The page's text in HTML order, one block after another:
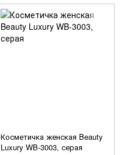
Косметичка женская Beauty
Luxury WB-3003, серая